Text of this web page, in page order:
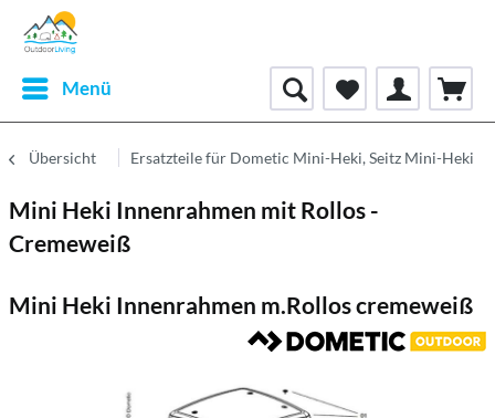
Menü
Übersicht Ersatzteile für Dometic Mini-Heki, Seitz Mini-Heki
Mini Heki Innenrahmen mit Rollos -
Cremeweiß
Mini Heki Innenrahmen m.Rollos cremeweiß